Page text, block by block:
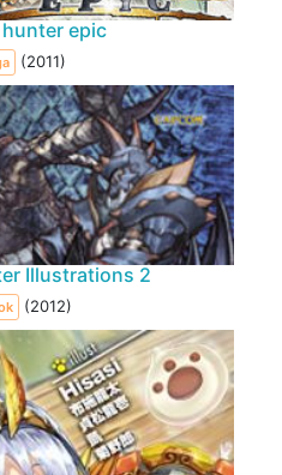
epic
(2011)
Illustrations 2
(2012)